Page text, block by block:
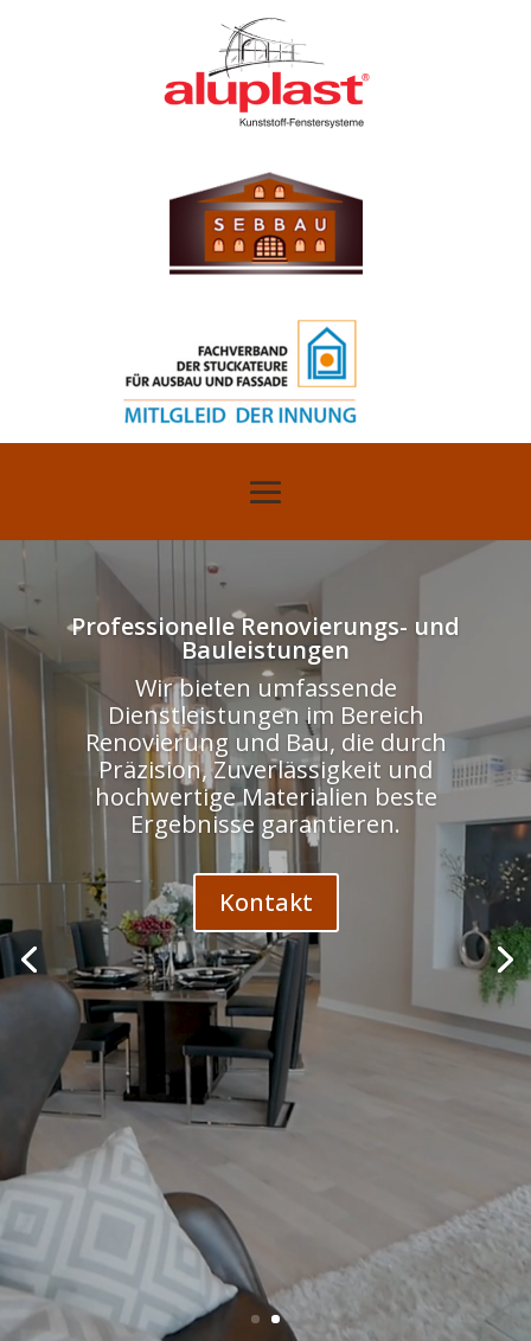
Professionelle Renovierungs- und
Bauleistungen
Wir bieten umfassende
Dienstleistungen im Bereich
Renovierung und Bau, die durch
Präzision, Zuverlässigkeit und
hochwertige Materialien beste
Ergebnisse garantieren.
Kontakt